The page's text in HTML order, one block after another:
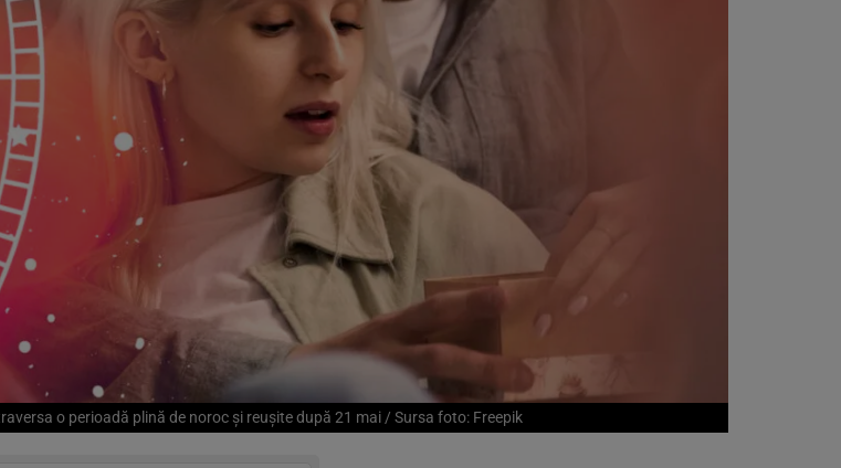
o perioadă plină de noroc și reușite după 21 mai / Sursa foto: Freepik